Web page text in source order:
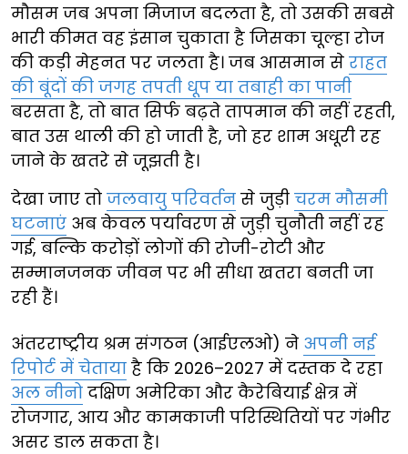
मौसम जब अपना मिजाज बदलता है, तो उसकी सबसे
भारी कीमत वह इंसान चुकाता है जिसका चूल्हा रोज
की कड़ी मेहनत पर जलता है। जब आसमान से राहत
की बूंदों की जगह तपती धूप या तबाही का पानी
बरसता है, तो बात सिर्फ बढ़ते तापमान की नहीं रहती,
बात उस थाली की हो जाती है, जो हर शाम अधूरी रह
जाने के खतरे से जूझती है।
देखा जाए तो जलवायु परिवर्तन से जुड़ी चरम मौसमी
घटनाएं अब केवल पर्यावरण से जुड़ी चुनौती नहीं रह
गई, बल्कि करोड़ों लोगों की रोजी-रोटी और
सम्मानजनक जीवन पर भी सीधा खतरा बनती जा
रही हैं।
अंतरराष्ट्रीय श्रम संगठन (आईएलओ) ने अपनी नई
रिपोर्ट में चेताया है कि 2026–2027 में दस्तक दे रहा
अल नीनो दक्षिण अमेरिका और कैरेबियाई क्षेत्र में
रोजगार, आय और कामकाजी परिस्थितियों पर गंभीर
असर डाल सकता है।